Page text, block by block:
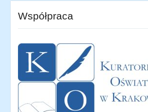
Współpraca